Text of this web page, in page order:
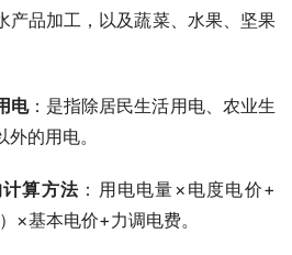
产品加工，以及蔬菜、水果、坚果
电：是指除居民生活用电、农业生
的用电。
算方法 ：用电电量×电度电价+
×基本电价+力调电费。